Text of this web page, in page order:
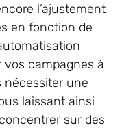
l’ajustement
en fonction de
campagnes à
nécessiter une
laissant ainsi
sur des